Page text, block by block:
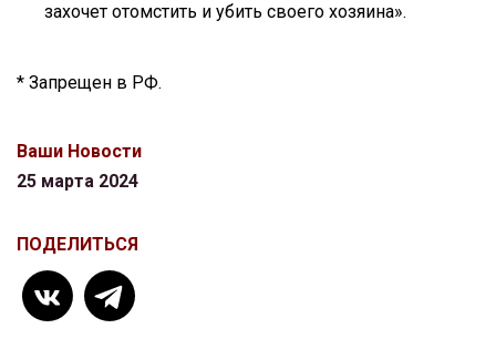
захочет отомстить и убить своего хозяина».
* Запрещен в РФ.
Ваши Новости
25 марта 2024
ПОДЕЛИТЬСЯ